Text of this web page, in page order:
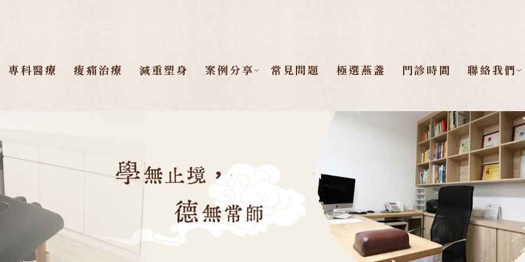
專科醫療 痠痛治療 減重塑身 案例分享 常見問題 極選燕盞 門診時間 聯絡我們